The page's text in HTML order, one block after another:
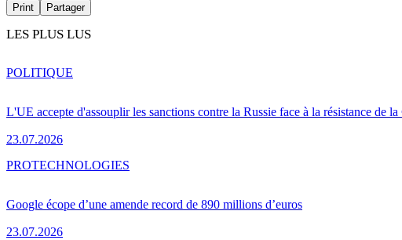
Print Partager
LES PLUS LUS
L'UE accepte d'assouplir les sanctions contre la Russie face à la résistance de la
23.07.2026
POLITIQUE
Google écope d’une amende record de 890 millions d’euros
23.07.2026
PROTECHNOLOGIES